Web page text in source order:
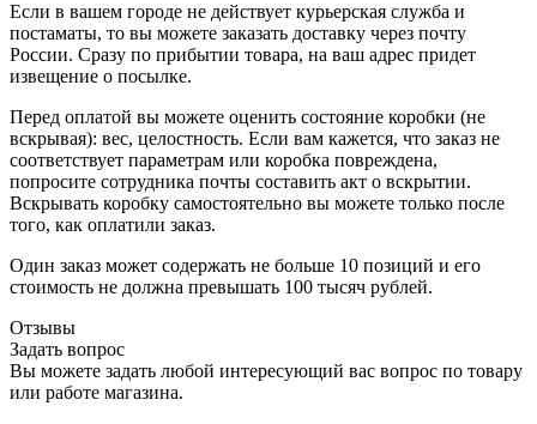
Если в вашем городе не действует курьерская служба и
постаматы, то вы можете заказать доставку через почту
России. Сразу по прибытии товара, на ваш адрес придет
извещение о посылке.
Перед оплатой вы можете оценить состояние коробки (не
вскрывая): вес, целостность. Если вам кажется, что заказ не
соответствует параметрам или коробка повреждена,
попросите сотрудника почты составить акт о вскрытии.
Вскрывать коробку самостоятельно вы можете только после
того, как оплатили заказ.
Один заказ может содержать не больше 10 позиций и его
стоимость не должна превышать 100 тысяч рублей.
Отзывы
Задать вопрос
Вы можете задать любой интересующий вас вопрос по товару
или работе магазина.